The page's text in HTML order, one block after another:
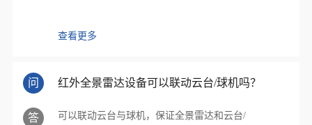
查看更多
问 红外全景雷达设备可以联动云台/球机吗？
答
可以联动云台与球机，保证全景雷达和云台/